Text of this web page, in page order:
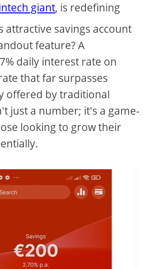
giant, is redefining
attractive savings account
feature? A
daily interest rate on
that far surpasses
offered by traditional
just a number; it's a game-
looking to grow their